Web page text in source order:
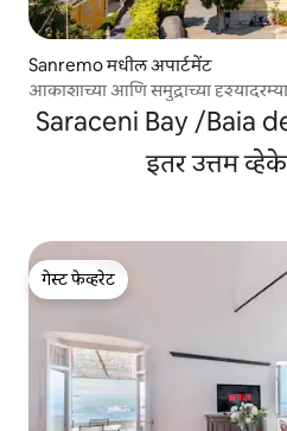
Sanremo मधील अपार्टमेंट
आकाशाच्या आणि समुद्राच्या
Saraceni Bay /Baia
इतर उत्तम
गेस्ट फेव्हरेट
गेस्ट फेव्हरेट